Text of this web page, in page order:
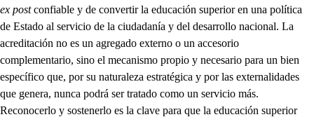
ex postconfiable y de convertir la educación superior en una política
de Estado al servicio de la ciudadanía y del desarrollo nacional. La
acreditación no es un agregado externo o un accesorio
complementario, sino el mecanismo propio y necesario para un bien
específico que, por su naturaleza estratégica y por las externalidades
que genera, nunca podrá ser tratado como un servicio más.
Reconocerlo y sostenerlo es la clave para que la educación superior